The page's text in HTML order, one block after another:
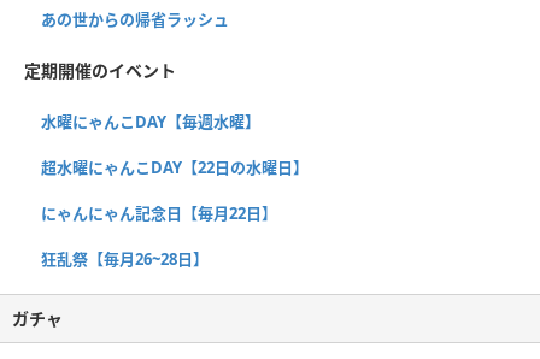
あの世からの帰省ラッシュ
定期開催のイベント
水曜にゃんこDAY【毎週水曜】
超水曜にゃんこDAY【22日の水曜日】
にゃんにゃん記念日【毎月22日】
狂乱祭【毎月26~28日】
ガチャ